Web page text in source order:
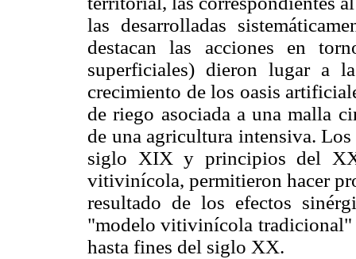
las desarrolladas
destacan las acciones en
superficiales) dieron lugar a
crecimiento de los oasis
de riego asociada a una malla
de una agricultura intensiva.
siglo XIX y principios del
vitivinícola, permitieron hacer
resultado de los efectos
"modelo vitivinícola tradicional"
hasta fines del siglo XX.